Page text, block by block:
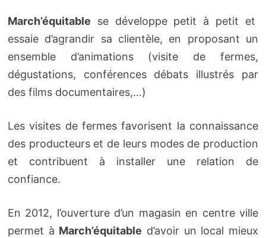
March’équitable se développe petit à petit et
essaie d’agrandir sa clientèle, en proposant un
ensemble d’animations (visite de fermes,
dégustations, conférences débats illustrés par
des films documentaires,…)
Les visites de fermes favorisent la connaissance
des producteurs et de leurs modes de production
et contribuent à installer une relation de
confiance.
En 2012, l’ouverture d’un magasin en centre ville
permet à March’équitable d’avoir un local mieux